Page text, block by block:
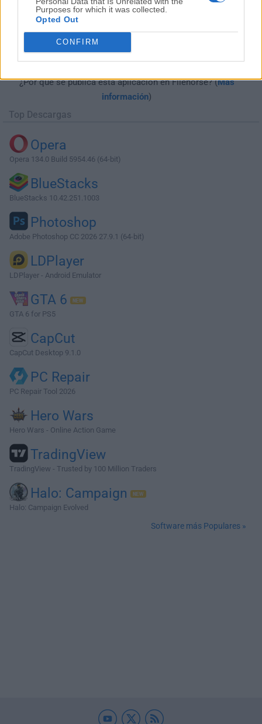
Purposes for which it was collected.
Opted Out
CONFIRM
Descargar Complete Internet Repair
8.1.3.5228
¿Por qué se publica esta aplicación en Filehorse? (Más
información)
Top Descargas
Opera
Opera 134.0 Build 5954.46 (64-bit)
BlueStacks
BlueStacks 10.42.251.1003
Photoshop
Adobe Photoshop CC 2026 27.9.1 (64-bit)
LDPlayer
LDPlayer - Android Emulator
GTA 6
GTA 6 for PS5
CapCut
CapCut Desktop 9.1.0
PC Repair
PC Repair Tool 2026
Hero Wars
Hero Wars - Online Action Game
TradingView
TradingView - Trusted by 100 Million Traders
Halo: Campaign
Halo: Campaign Evolved
Software más Populares »